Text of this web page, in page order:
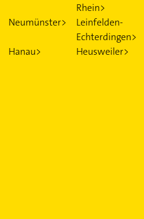
Rhein>
Neumünster>
Leinfelden-
Echterdingen>
Hanau> Heusweiler>